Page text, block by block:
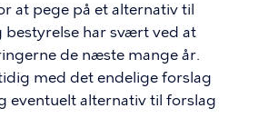
at pege på et alternativ til
bestyrelse har svært ved at
de næste mange år.
med det endelige forslag
alternativ til forslag